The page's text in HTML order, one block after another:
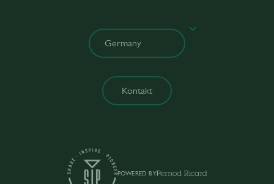
POWERED BY
Kontakt